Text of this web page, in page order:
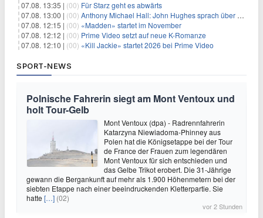
07.08. 13:35 | (00) Für Starz geht es abwärts
07.08. 13:00 | (00) Anthony Michael Hall: John Hughes sprach über eine Fortsetzung von 'The Breakfast Club'
07.08. 12:15 | (00) «Madden» startet im November
07.08. 12:12 | (00) Prime Video setzt auf neue K-Romanze
07.08. 12:10 | (00) «Kill Jackie» startet 2026 bei Prime Video
SPORT-NEWS
Polnische Fahrerin siegt am Mont Ventoux und
holt Tour-Gelb
Mont Ventoux (dpa) - Radrennfahrerin
Katarzyna Niewiadoma-Phinney aus
Polen hat die Königsetappe bei der Tour
de France der Frauen zum legendären
Mont Ventoux für sich entschieden und
das Gelbe Trikot erobert. Die 31-Jährige
gewann die Bergankunft auf mehr als 1.900 Höhenmetern bei der
siebten Etappe nach einer beeindruckenden Kletterpartie. Sie
hatte […] (02)
vor 2 Stunden